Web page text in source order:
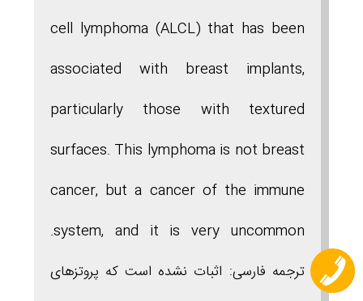
cell lymphoma (ALCL) that has been
associated with breast implants,
particularly those with textured
surfaces. This lymphoma is not breast
cancer, but a cancer of the immune
system, and it is very uncommon.
ترجمه فارسی: اثبات نشده است که پروتزهای